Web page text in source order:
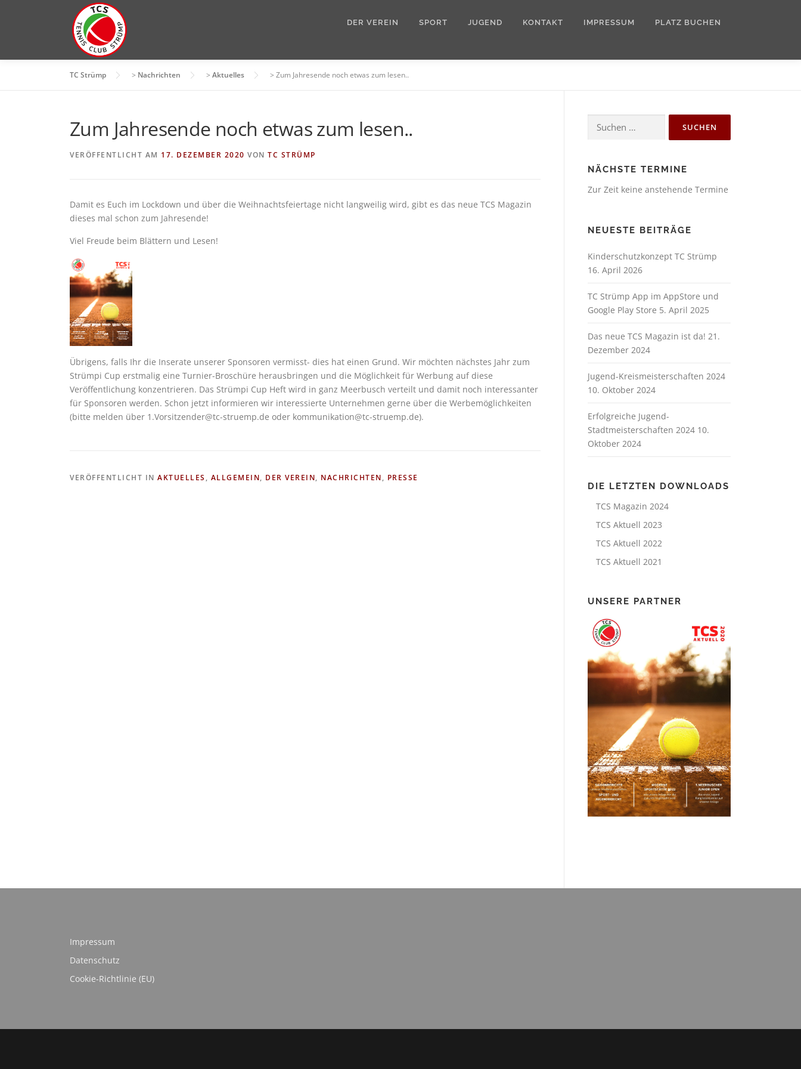
DER VEREIN SPORT JUGEND KONTAKT IMPRESSUM PLATZ BUCHEN
TC Strümp > Nachrichten > Aktuelles > Zum Jahresende noch etwas zum lesen..
Zum Jahresende noch etwas zum lesen..
VERÖFFENTLICHT AM 17. DEZEMBER 2020 VON TC STRÜMP
Damit es Euch im Lockdown und über die Weihnachtsfeiertage nicht langweilig wird, gibt es das neue TCS Magazin
dieses mal schon zum Jahresende!
Viel Freude beim Blättern und Lesen!
Übrigens, falls Ihr die Inserate unserer Sponsoren vermisst- dies hat einen Grund. Wir möchten nächstes Jahr zum
Strümpi Cup erstmalig eine Turnier-Broschüre herausbringen und die Möglichkeit für Werbung auf diese
Veröffentlichung konzentrieren. Das Strümpi Cup Heft wird in ganz Meerbusch verteilt und damit noch interessanter
für Sponsoren werden. Schon jetzt informieren wir interessierte Unternehmen gerne über die Werbemöglichkeiten
(bitte melden über 1.Vorsitzender@tc-struemp.de oder kommunikation@tc-struemp.de).
VERÖFFENTLICHT IN AKTUELLES , ALLGEMEIN, DER VEREIN, NACHRICHTEN, PRESSE
Suchen
nach:
NÄCHSTE TERMINE
Zur Zeit keine anstehende Termine
NEUESTE BEITRÄGE
Kinderschutzkonzept TC Strümp
16. April 2026
TC Strümp App im AppStore und
Google Play Store 5. April 2025
Das neue TCS Magazin ist da! 21.
Dezember 2024
Jugend-Kreismeisterschaften 2024
10. Oktober 2024
Erfolgreiche Jugend-
Stadtmeisterschaften 2024 10.
Oktober 2024
DIE LETZTEN DOWNLOADS
TCS Magazin 2024
TCS Aktuell 2023
TCS Aktuell 2022
TCS Aktuell 2021
UNSERE PARTNER
Impressum
Datenschutz
Cookie-Richtlinie (EU)